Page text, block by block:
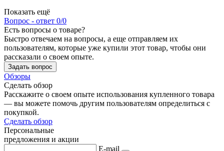
Показать ещё
Вопрос - ответ 0/0
Есть вопросы о товаре?
Быстро отвечаем на вопросы, а еще отправляем их
пользователям, которые уже купили этот товар, чтобы они
рассказали о своем опыте.
Задать вопрос
Обзоры
Сделать обзор
Расскажите о своем опыте использования купленного товара
— вы можете помочь другим пользователям определиться с
покупкой.
Сделать обзор
Персональные
предложения и акции
E-mail